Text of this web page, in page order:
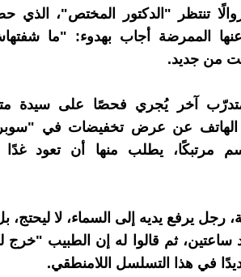
تنتظر "الدكتور المختص"، الذي
الممرضة أجاب بهدوء: "ما
من جديد.
آخر يُجري فحصًا على سيدة
الهاتف عن عرض تخفيضات في
مرتبكًا، يطلب منها أن تعود غدًا
رجل يرفع يديه إلى السماء، لا ليحتج،
ساعتين، ثم قالوا له إن الطبيب "خرج
في هذا التسلسل اللامنطقي.